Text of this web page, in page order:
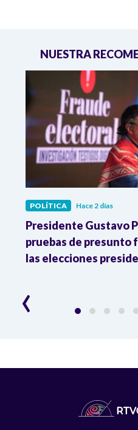
NUESTRA
POLÍTICA Hace 2 días
Presidente Gustavo
pruebas de presunto
las elecciones
‹